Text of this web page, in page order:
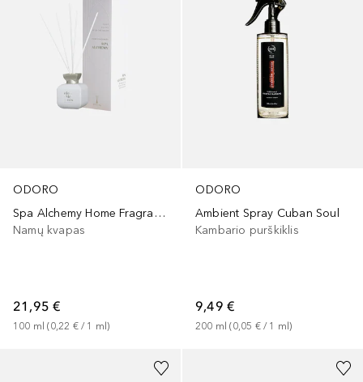
ODORO
Spa Alchemy Home Fragrance
Namų kvapas
21,95 €
100 ml (0,22 € / 1 ml)
ODORO
Ambient Spray Cuban Soul
Kambario purškiklis
9,49 €
200 ml (0,05 € / 1 ml)